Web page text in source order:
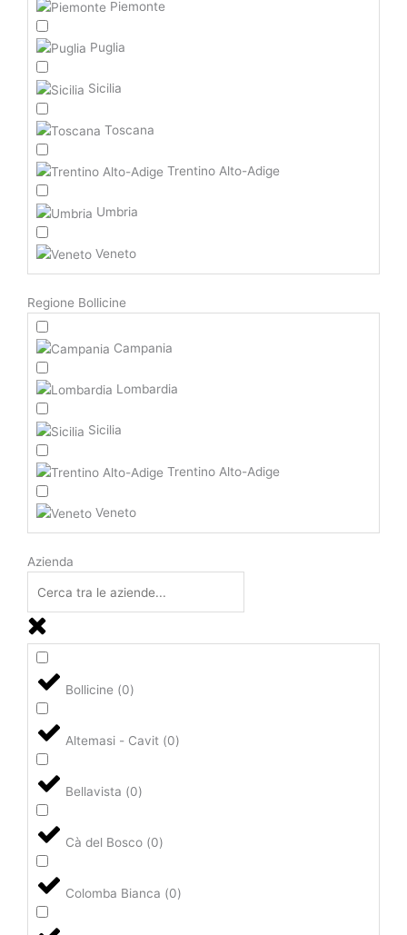
Piemonte
Puglia
Sicilia
Toscana
Trentino Alto-Adige
Umbria
Veneto
Regione Bollicine
Campania
Lombardia
Sicilia
Trentino Alto-Adige
Veneto
Azienda
Bollicine (0)
Altemasi - Cavit (0)
Bellavista (0)
Cà del Bosco (0)
Colomba Bianca (0)